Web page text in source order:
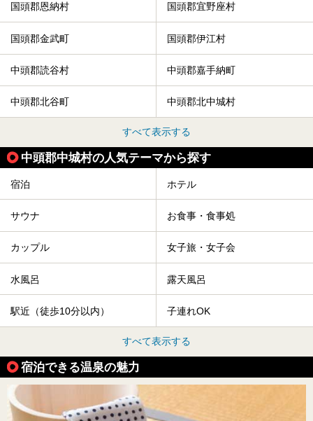
国頭郡恩納村 国頭郡宜野座村
国頭郡金武町 国頭郡伊江村
中頭郡読谷村 中頭郡嘉手納町
中頭郡北谷町 中頭郡北中城村
すべて表示する
中頭郡中城村の人気テーマから探す
宿泊 ホテル
サウナ お食事・食事処
カップル 女子旅・女子会
水風呂 露天風呂
駅近（徒歩10分以内） 子連れOK
すべて表示する
宿泊できる温泉の魅力